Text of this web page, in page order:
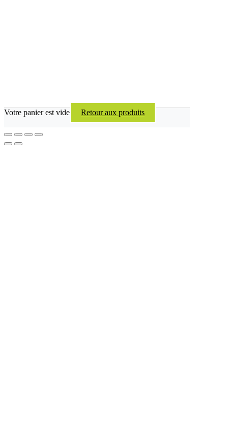
Votre panier est vide Retour aux produits